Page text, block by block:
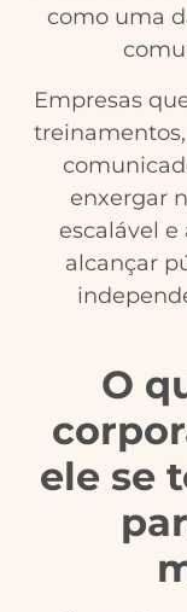
como uma
Empresas
enxergar
escalável
alcançar
O
ele se